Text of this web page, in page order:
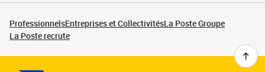
ProfessionnelsEntreprises et CollectivitésLa Poste Groupe
La Poste recrute